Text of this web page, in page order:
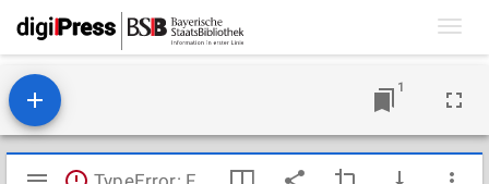
1
Mirador